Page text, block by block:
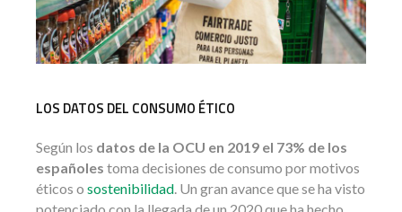
LOS DATOS DEL CONSUMO ÉTICO
Según los datos de la OCU en 2019 el 73% de los
españoles toma decisiones de consumo por motivos
éticos o sostenibilidad. Un gran avance que se ha visto